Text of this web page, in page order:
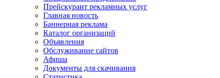
Прейскурант рекламных услуг
Главная новость
Баннерная реклама
Каталог организаций
Объявления
Обслуживание сайтов
Афиша
Документы для скачивания